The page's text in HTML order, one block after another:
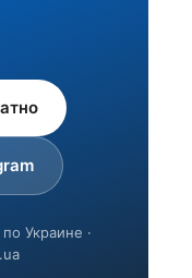
Украине ·